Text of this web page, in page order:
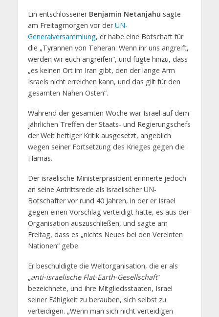
Ein entschlossener Benjamin Netanjahu sagte
am Freitagmorgen vor derUN-
Generalversammlung, er habe eine Botschaft für
die „Tyrannen von Teheran: Wenn ihr uns angreift,
werden wir euch angreifen“, und fügte hinzu, dass
„es keinen Ort im Iran gibt, den der lange Arm
Israels nicht erreichen kann, und das gilt für den
gesamten Nahen Osten“.
Während der gesamten Woche war Israel auf dem
jährlichen Treffen der Staats- und Regierungschefs
der Welt heftiger Kritik ausgesetzt, angeblich
wegen seiner Fortsetzung des Krieges gegen die
Hamas.
Der israelische Ministerpräsident erinnerte jedoch
an seine Antrittsrede als israelischer UN-
Botschafter vor rund 40 Jahren, in der er Israel
gegen einen Vorschlag verteidigt hatte, es aus der
Organisation auszuschließen, und sagte am
Freitag, dass es „nichts Neues bei den Vereinten
Nationen“ gebe.
Er beschuldigte die Weltorganisation, die er als
„anti-israelische Flat-Earth-Gesellschaft“
bezeichnete, und ihre Mitgliedsstaaten, Israel
seiner Fähigkeit zu berauben, sich selbst zu
verteidigen. „Wenn man sich nicht verteidigen